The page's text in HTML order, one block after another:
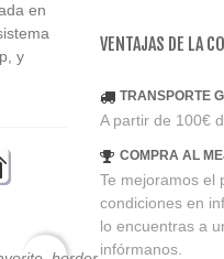
en
y
VENTAJAS DE LA
TRANSPORTE
A partir de 100€
COMPRA AL
Te mejoramos el
condiciones en
lo encuentras a
infórmanos.